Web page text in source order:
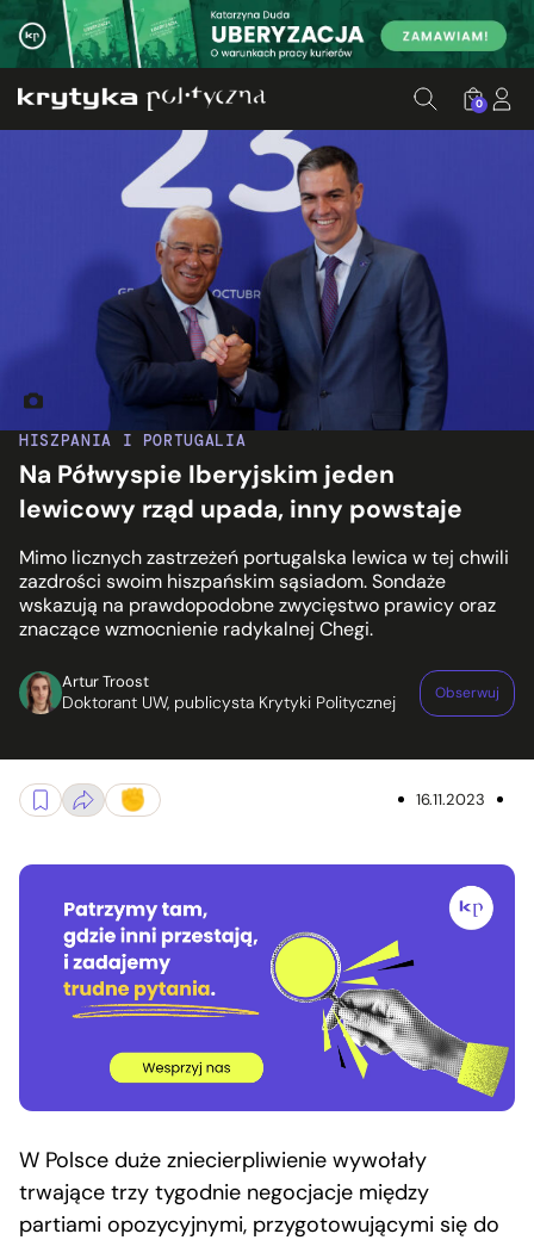
0
HISZPANIA I PORTUGALIA
Na Półwyspie Iberyjskim jeden
lewicowy rząd upada, inny powstaje
Mimo licznych zastrzeżeń portugalska lewica w tej chwili
zazdrości swoim hiszpańskim sąsiadom. Sondaże
wskazują na prawdopodobne zwycięstwo prawicy oraz
znaczące wzmocnienie radykalnej Chegi.
Artur Troost
Doktorant UW, publicysta Krytyki Politycznej Obserwuj
António Costa i Pedro Sánchez. Fot. PEUE/Juanjo Martín
16.11.2023
W Polsce duże zniecierpliwienie wywołały
trwające trzy tygodnie negocjacje między
partiami opozycyjnymi, przygotowującymi się do